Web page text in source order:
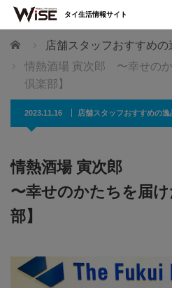
ホーム
店舗スタッフおすすめの
情熱酒場 寅次郎 〜幸せの
倶楽部】
2023.11.16 店舗スタッフおすすめの逸
情熱酒場 寅次郎
〜幸せのかたちを届
部】
タイ生活情報サイト